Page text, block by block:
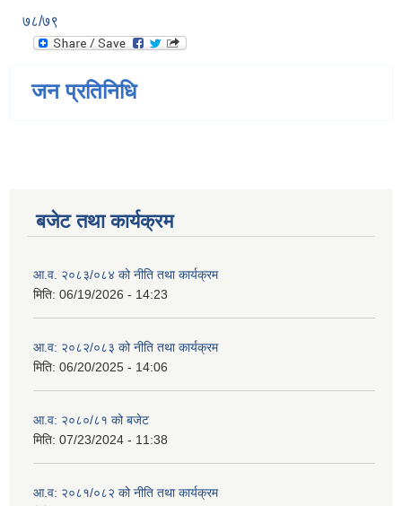
७८/७९
जन प्रतिनिधि
बजेट तथा कार्यक्रम
आ.व. २०८३/०८४ को नीति तथा कार्यक्रम
मिति: 06/19/2026 - 14:23
आ.व: २०८२/०८३ को नीति तथा कार्यक्रम
मिति: 06/20/2025 - 14:06
आ.व: २०८०/८१ को बजेट
मिति: 07/23/2024 - 11:38
आ.व: २०८१/०८२ को नीति तथा कार्यक्रम